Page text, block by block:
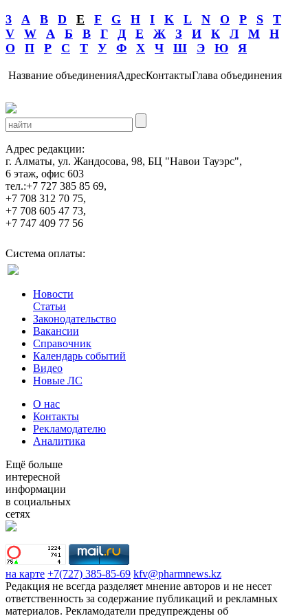
3 A B D E F G H I K L N O P S
T
V
W А Б В Г Д Е Ж З И К Л М
Н
О
П Р С Т У Ф Х Ч Ш Э Ю Я
Название объединенияАдресКонтактыГлава объединения
Адрес редакции:
г. Алматы, ул. Жандосова, 98, БЦ "Навои Тауэрс",
6 этаж, офис 603
тел.:+7 727 385 85 69,
+7 708 312 70 75,
+7 708 605 47 73,
+7 747 409 77 56
Система оплаты:
Новости
Статьи
Законодательство
Вакансии
Справочник
Календарь событий
Видео
Новые ЛС
О нас
Контакты
Рекламодателю
Аналитика
Ещё больше
интересной
информации
в социальных
сетях
на карте +7(727) 385-85-69 kfv@pharmnews.kz
Редакция не всегда разделяет мнение авторов и не несет
ответственность за содержание публикаций и рекламных
материалов. Рекламодатели предупреждены об